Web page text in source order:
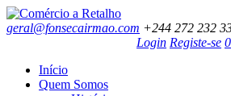
geral@fonsecairmao.com +244 272 232
Login Registe-se
Início
Quem Somos